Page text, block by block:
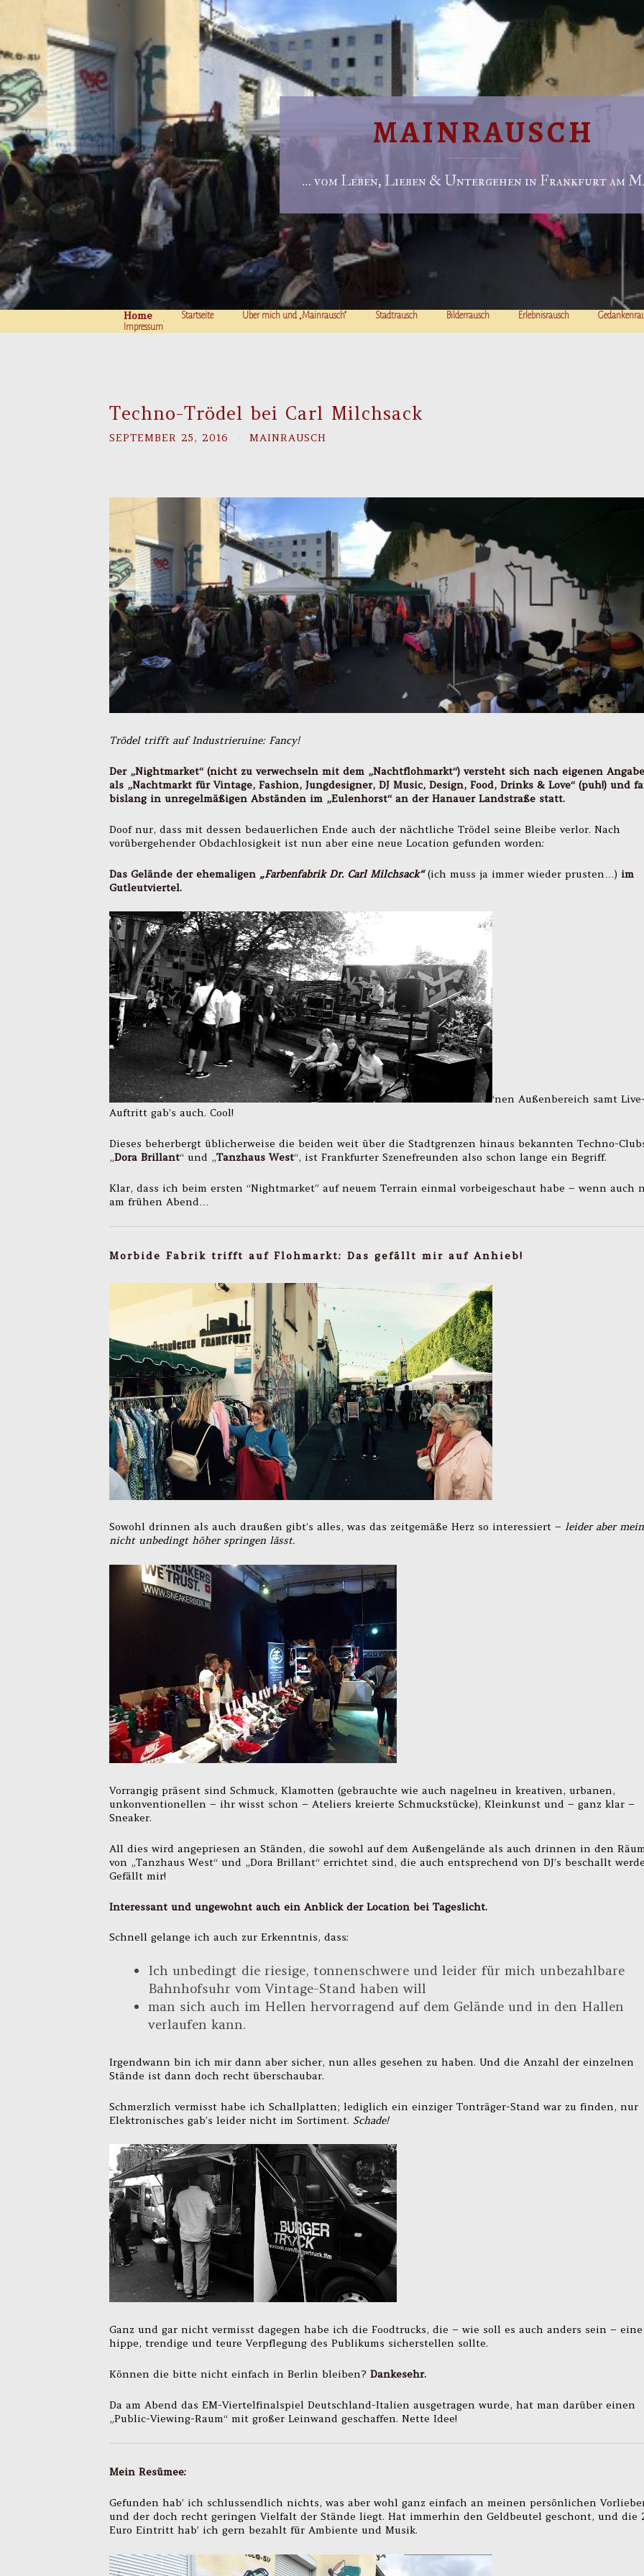
MAINRAUSCH
… vom Leben, Lieben & Untergehen in Frankfurt am
Home Startseite Über mich und „Mainrausch“ Stadtrausch Bilderrausch Erlebnisrausch
Impressum
Techno-Trödel bei Carl Milchsack
SEPTEMBER 25, 2016 MAINRAUSCH
Trödel trifft auf Industrieruine: Fancy!
Der „Nightmarket“ (nicht zu verwechseln mit dem „Nachtflohmarkt“) versteht sich nach eigenen
als „Nachtmarkt für Vintage, Fashion, Jungdesigner, DJ Music, Design, Food, Drinks & Love“ (puh!) und
bislang in unregelmäßigen Abständen im „Eulenhorst“ an der Hanauer Landstraße statt.
Doof nur, dass mit dessen bedauerlichen Ende auch der nächtliche Trödel seine Bleibe verlor. Nach
vorübergehender Obdachlosigkeit ist nun aber eine neue Location gefunden worden:
Das Gelände der ehemaligen „Farbenfabrik Dr. Carl Milchsack“ (ich muss ja immer wieder prusten…) im
Gutleutviertel.
‘nen Außenbereich samt
Auftritt gab’s auch. Cool!
Dieses beherbergt üblicherweise die beiden weit über die Stadtgrenzen hinaus bekannten Techno-
„Dora Brillant“ und „Tanzhaus West“, ist Frankfurter Szenefreunden also schon lange ein Begriff.
Klar, dass ich beim ersten “Nightmarket” auf neuem Terrain einmal vorbeigeschaut habe – wenn auch
am frühen Abend…
Morbide Fabrik trifft auf Flohmarkt: Das gefällt mir auf Anhieb!
Sowohl drinnen als auch draußen gibt’s alles, was das zeitgemäße Herz so interessiert – leider aber
nicht unbedingt höher springen lässt.
Vorrangig präsent sind Schmuck, Klamotten (gebrauchte wie auch nagelneu in kreativen, urbanen,
unkonventionellen – ihr wisst schon – Ateliers kreierte Schmuckstücke), Kleinkunst und – ganz klar –
Sneaker.
All dies wird angepriesen an Ständen, die sowohl auf dem Außengelände als auch drinnen in den
von „Tanzhaus West“ und „Dora Brillant“ errichtet sind, die auch entsprechend von DJ’s beschallt
Gefällt mir!
Interessant und ungewohnt auch ein Anblick der Location bei Tageslicht.
Schnell gelange ich auch zur Erkenntnis, dass:
Ich unbedingt die riesige, tonnenschwere und leider für mich unbezahlbare
Bahnhofsuhr vom Vintage-Stand haben will
man sich auch im Hellen hervorragend auf dem Gelände und in den Hallen
verlaufen kann.
Irgendwann bin ich mir dann aber sicher, nun alles gesehen zu haben. Und die Anzahl der einzelnen
Stände ist dann doch recht überschaubar.
Schmerzlich vermisst habe ich Schallplatten; lediglich ein einziger Tonträger-Stand war zu finden, nur
Elektronisches gab’s leider nicht im Sortiment. Schade!
Ganz und gar nicht vermisst dagegen habe ich die Foodtrucks, die – wie soll es auch anders sein – eine
hippe, trendige und teure Verpflegung des Publikums sicherstellen sollte.
Können die bitte nicht einfach in Berlin bleiben? Dankesehr.
Da am Abend das EM-Viertelfinalspiel Deutschland-Italien ausgetragen wurde, hat man darüber einen
„Public-Viewing-Raum“ mit großer Leinwand geschaffen. Nette Idee!
Mein Resümee:
Gefunden hab’ ich schlussendlich nichts, was aber wohl ganz einfach an meinen persönlichen
und der doch recht geringen Vielfalt der Stände liegt. Hat immerhin den Geldbeutel geschont, und die
Euro Eintritt hab’ ich gern bezahlt für Ambiente und Musik.